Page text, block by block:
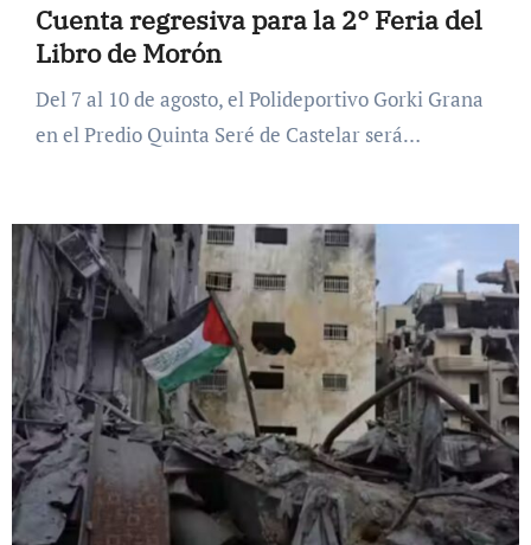
Cuenta regresiva para la 2° Feria del
Libro de Morón
Del 7 al 10 de agosto, el Polideportivo Gorki Grana
en el Predio Quinta Seré de Castelar será…